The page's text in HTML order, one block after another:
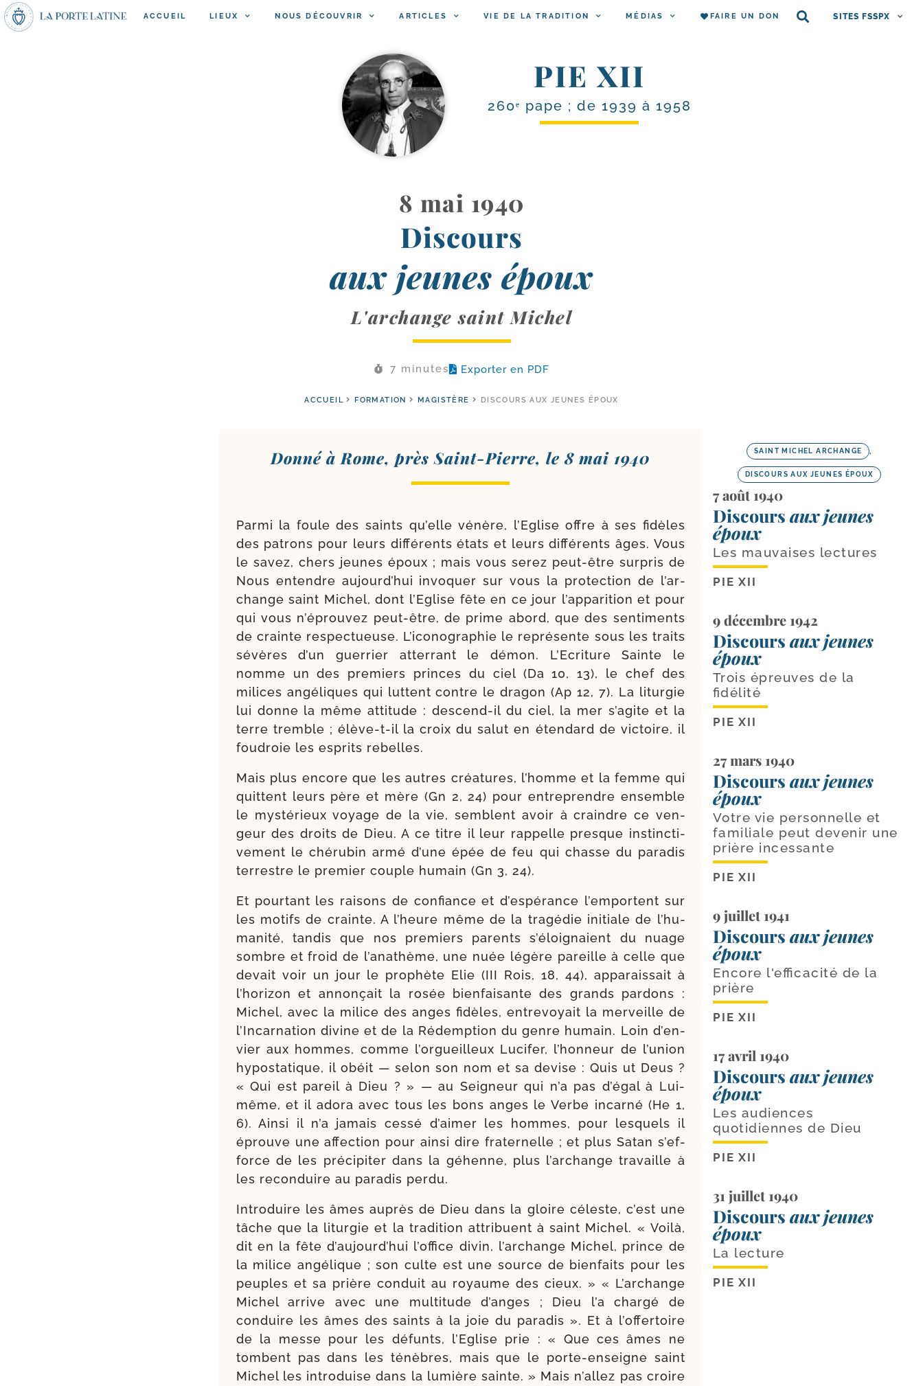
ACCUEIL LIEUX NOUS DÉCOUVRIR ARTICLES VIE DE LA TRADITION MÉDIAS FAIRE UN DON SITES FSSPX
PIE XII
260ᵉ pape ; de 1939 à 1958
8 mai 1940
Discours
aux jeunes époux
L'archange saint Michel
7 minutes Exporter en PDF
ACCUEIL FORMATION MAGISTÈRE DISCOURS AUX JEUNES ÉPOUX
Donné à Rome, près Saint-​Pierre, le 8 mai 1940
Parmi la foule des saints qu’elle vénère, l’Eglise offre à ses fidèles
des patrons pour leurs dif­fé­rents états et leurs dif­fé­rents âges. Vous
le savez, chers jeunes époux ; mais vous serez peut-​être sur­pris de
Nous entendre aujourd’­hui invo­quer sur vous la pro­tec­tion de l’ar­
change saint Michel, dont l’Eglise fête en ce jour l’ap­pa­ri­tion et pour
qui vous n’é­prou­vez peut-​être, de prime abord, que des sen­ti­ments
de crainte res­pec­tueuse. L’iconographie le repré­sente sous les traits
sévères d’un guer­rier atter­rant le démon. L’Ecriture Sainte le
nomme un des pre­miers princes du ciel (Da 10, 13), le chef des
milices angé­liques qui luttent contre le dra­gon (Ap 12, 7). La litur­gie
lui donne la même atti­tude : descend-​il du ciel, la mer s’a­gite et la
terre tremble ; élève-​t-​il la croix du salut en éten­dard de vic­toire, il
fou­droie les esprits rebelles.
Mais plus encore que les autres créa­tures, l’homme et la femme qui
quittent leurs père et mère (Gn 2, 24) pour entre­prendre ensemble
le mys­té­rieux voyage de la vie, semblent avoir à craindre ce ven­
geur des droits de Dieu. A ce titre il leur rap­pelle presque ins­tinc­ti­
ve­ment le ché­ru­bin armé d’une épée de feu qui chasse du para­dis
ter­restre le pre­mier couple humain (Gn 3, 24).
Et pour­tant les rai­sons de confiance et d’es­pé­rance l’emportent sur
les motifs de crainte. A l’heure même de la tra­gé­die ini­tiale de l’hu­
ma­ni­té, tan­dis que nos pre­miers parents s’é­loi­gnaient du nuage
sombre et froid de l’a­na­thème, une nuée légère pareille à celle que
devait voir un jour le pro­phète Elie (III Rois, 18, 44), appa­rais­sait à
l’ho­ri­zon et annon­çait la rosée bien­fai­sante des grands par­dons :
Michel, avec la milice des anges fidèles, entre­voyait la mer­veille de
l’Incarnation divine et de la Rédemption du genre humain. Loin d’en­
vier aux hommes, comme l’or­gueilleux Lucifer, l’hon­neur de l’u­nion
hypo­sta­tique, il obéit — selon son nom et sa devise : Quis ut Deus ?
« Qui est pareil à Dieu ? » — au Seigneur qui n’a pas d’é­gal à Lui-​
même, et il ado­ra avec tous les bons anges le Verbe incar­né (He 1,
6). Ainsi il n’a jamais ces­sé d’ai­mer les hommes, pour les­quels il
éprouve une affec­tion pour ain­si dire fra­ter­nelle ; et plus Satan s’ef­
force de les pré­ci­pi­ter dans la géhenne, plus l’ar­change tra­vaille à
les recon­duire au para­dis perdu.
Introduire les âmes auprès de Dieu dans la gloire céleste, c’est une
tâche que la litur­gie et la tra­di­tion attri­buent à saint Michel. « Voilà,
dit en la fête d’au­jourd’­hui l’of­fice divin, l’ar­change Michel, prince de
la milice angé­lique ; son culte est une source de bien­faits pour les
peuples et sa prière conduit au royaume des cieux. » « L’archange
Michel arrive avec une mul­ti­tude d’anges ; Dieu l’a char­gé de
conduire les âmes des saints à la joie du para­dis ». Et à l’of­fer­toire
de la messe pour les défunts, l’Eglise prie : « Que ces âmes ne
tombent pas dans les ténèbres, mais que le porte-​enseigne saint
Michel les intro­duise dans la lumière sainte. » Mais n’al­lez pas croire
SAINT MICHEL ARCHANGE
DISCOURS AUX JEUNES ÉPOUX
7 août 1940
Discours aux jeunes
époux
Les mauvaises lectures
PIE XII
9 décembre 1942
Discours aux jeunes
époux
Trois épreuves de la
fidélité
PIE XII
27 mars 1940
Discours aux jeunes
époux
Votre vie personnelle et
familiale peut devenir une
prière incessante
PIE XII
9 juillet 1941
Discours aux jeunes
époux
Encore l'efficacité de la
prière
PIE XII
17 avril 1940
Discours aux jeunes
époux
Les audiences
quotidiennes de Dieu
PIE XII
31 juillet 1940
Discours aux jeunes
époux
La lecture
PIE XII